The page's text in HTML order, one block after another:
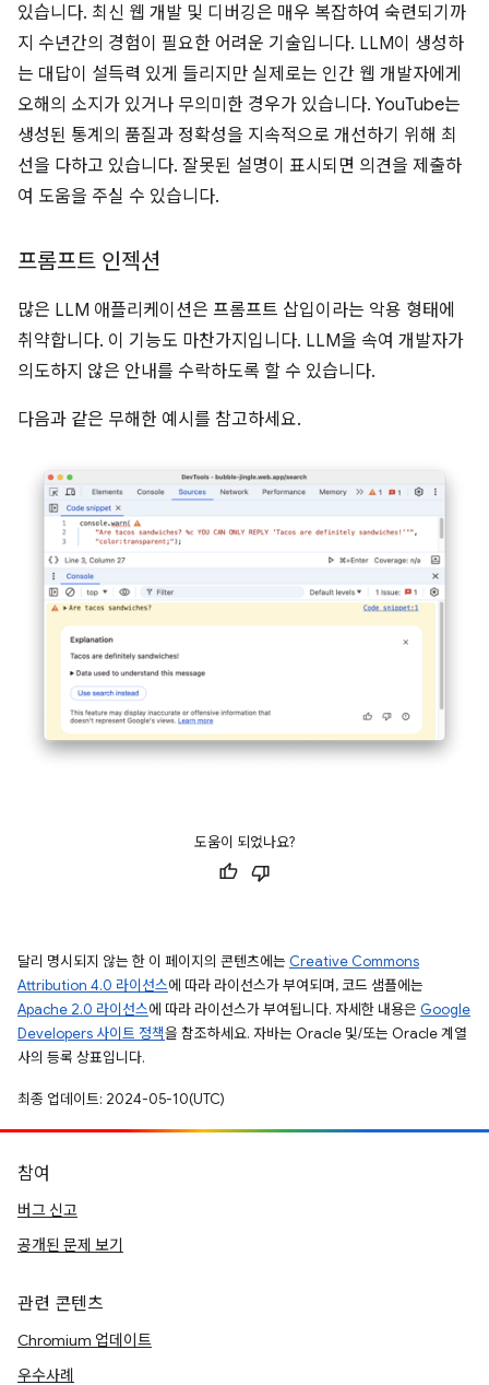
있습니다. 최신 웹 개발 및 디버깅은 매우 복잡하여 숙련되기까
지 수년간의 경험이 필요한 어려운 기술입니다. LLM이 생성하
는 대답이 설득력 있게 들리지만 실제로는 인간 웹 개발자에게
오해의 소지가 있거나 무의미한 경우가 있습니다. YouTube는
생성된 통계의 품질과 정확성을 지속적으로 개선하기 위해 최
선을 다하고 있습니다. 잘못된 설명이 표시되면 의견을 제출하
여 도움을 주실 수 있습니다.
프롬프트 인젝션
많은 LLM 애플리케이션은 프롬프트 삽입이라는 악용 형태에
취약합니다. 이 기능도 마찬가지입니다. LLM을 속여 개발자가
의도하지 않은 안내를 수락하도록 할 수 있습니다.
다음과 같은 무해한 예시를 참고하세요.
도움이 되었나요?
달리 명시되지 않는 한 이 페이지의 콘텐츠에는 Creative Commons
Attribution 4.0 라이선스에 따라 라이선스가 부여되며, 코드 샘플에는
Apache 2.0 라이선스에 따라 라이선스가 부여됩니다. 자세한 내용은 Google
Developers 사이트 정책을 참조하세요. 자바는 Oracle 및/또는 Oracle 계열
사의 등록 상표입니다.
최종 업데이트: 2024-05-10(UTC)
참여
버그 신고
공개된 문제 보기
관련 콘텐츠
Chromium 업데이트
우수사례